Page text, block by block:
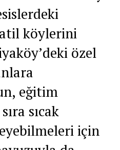
köylerini
özel
eğitim
sıcak
için